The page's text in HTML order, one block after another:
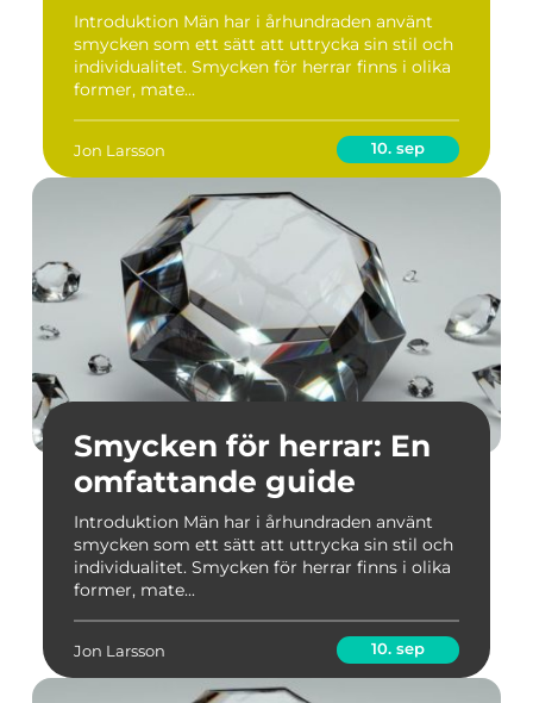
Introduktion Män har i århundraden använt
smycken som ett sätt att uttrycka sin stil och
individualitet. Smycken för herrar finns i olika
former, mate...
Jon Larsson 10. sep
Smycken för herrar: En
omfattande guide
Introduktion Män har i århundraden använt
smycken som ett sätt att uttrycka sin stil och
individualitet. Smycken för herrar finns i olika
former, mate...
Jon Larsson 10. sep